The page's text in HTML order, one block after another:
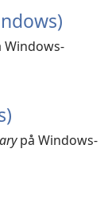
på Windows-